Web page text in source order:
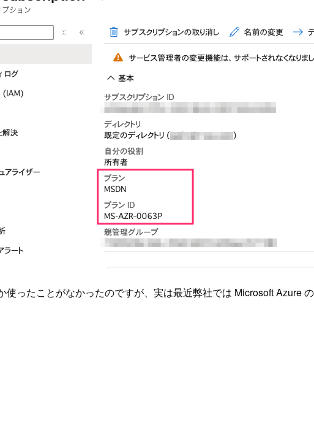
ったことがなかったのですが、実は最近弊社では Microsoft Azure